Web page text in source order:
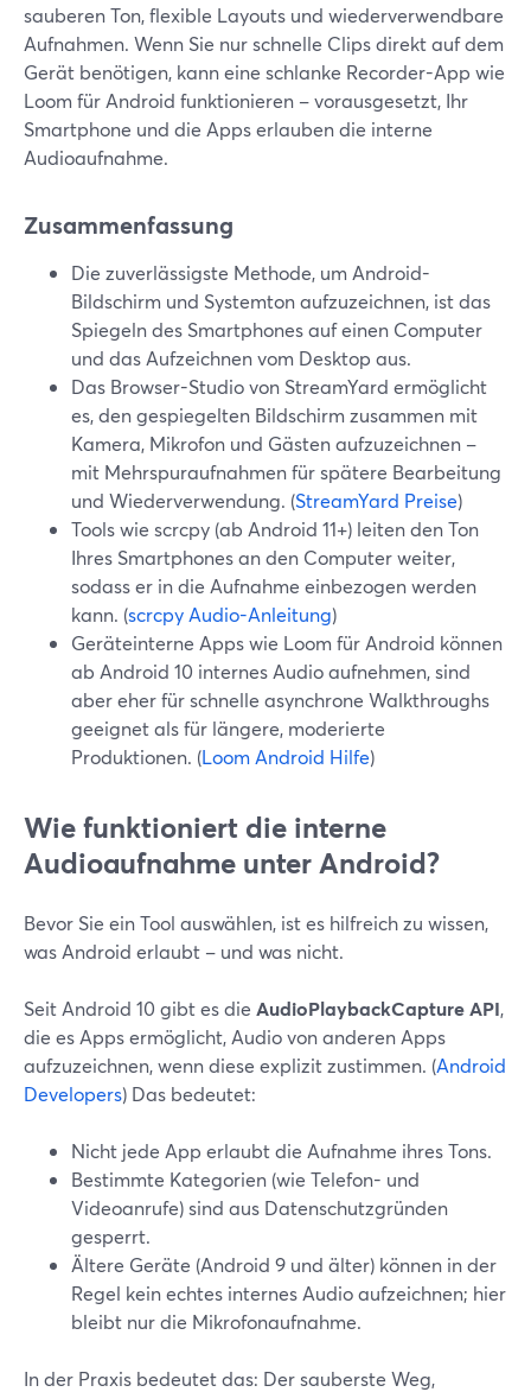
sauberen Ton, flexible Layouts und wiederverwendbare
Aufnahmen. Wenn Sie nur schnelle Clips direkt auf dem
Gerät benötigen, kann eine schlanke Recorder-App wie
Loom für Android funktionieren – vorausgesetzt, Ihr
Smartphone und die Apps erlauben die interne
Audioaufnahme.
Zusammenfassung
Die zuverlässigste Methode, um Android-
Bildschirm und Systemton aufzuzeichnen, ist das
Spiegeln des Smartphones auf einen Computer
und das Aufzeichnen vom Desktop aus.
Das Browser-Studio von StreamYard ermöglicht
es, den gespiegelten Bildschirm zusammen mit
Kamera, Mikrofon und Gästen aufzuzeichnen –
mit Mehrspuraufnahmen für spätere Bearbeitung
und Wiederverwendung. (StreamYard Preise)
Tools wie scrcpy (ab Android 11+) leiten den Ton
Ihres Smartphones an den Computer weiter,
sodass er in die Aufnahme einbezogen werden
kann. (scrcpy Audio-Anleitung)
Geräteinterne Apps wie Loom für Android können
ab Android 10 internes Audio aufnehmen, sind
aber eher für schnelle asynchrone Walkthroughs
geeignet als für längere, moderierte
Produktionen. (Loom Android Hilfe)
Wie funktioniert die interne
Audioaufnahme unter Android?
Bevor Sie ein Tool auswählen, ist es hilfreich zu wissen,
was Android erlaubt – und was nicht.
Seit Android 10 gibt es die AudioPlaybackCapture API,
die es Apps ermöglicht, Audio von anderen Apps
aufzuzeichnen, wenn diese explizit zustimmen. (Android
Developers) Das bedeutet:
Nicht jede App erlaubt die Aufnahme ihres Tons.
Bestimmte Kategorien (wie Telefon- und
Videoanrufe) sind aus Datenschutzgründen
gesperrt.
Ältere Geräte (Android 9 und älter) können in der
Regel kein echtes internes Audio aufzeichnen; hier
bleibt nur die Mikrofonaufnahme.
In der Praxis bedeutet das: Der sauberste Weg,